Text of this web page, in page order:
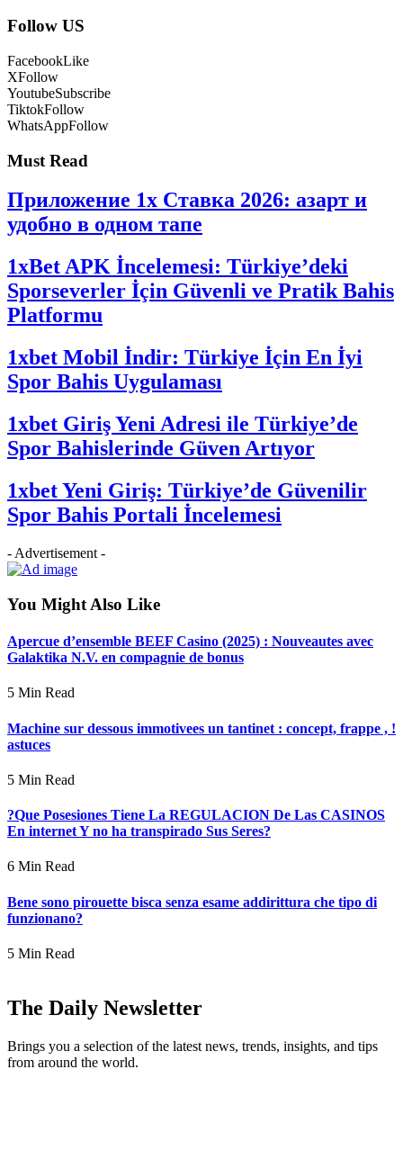
Follow US
FacebookLike
XFollow
YoutubeSubscribe
TiktokFollow
WhatsAppFollow
Must Read
Приложение 1x Ставка 2026: азарт и
удобно в одном тапе
1xBet APK İncelemesi: Türkiye’deki
Sporseverler İçin Güvenli ve Pratik Bahis
Platformu
1xbet Mobil İndir: Türkiye İçin En İyi
Spor Bahis Uygulaması
1xbet Giriş Yeni Adresi ile Türkiye’de
Spor Bahislerinde Güven Artıyor
1xbet Yeni Giriş: Türkiye’de Güvenilir
Spor Bahis Portali İncelemesi
- Advertisement -
You Might Also Like
Apercue d’ensemble BEEF Casino (2025) : Nouveautes avec
Galaktika N.V. en compagnie de bonus
5 Min Read
Machine sur dessous immotivees un tantinet : concept, frappe , !
astuces
5 Min Read
?Que Posesiones Tiene La REGULACION De Las CASINOS
En internet Y no ha transpirado Sus Seres?
6 Min Read
Bene sono pirouette bisca senza esame addirittura che tipo di
funzionano?
5 Min Read
The Daily Newsletter
Brings you a selection of the latest news, trends, insights, and tips
from around the world.